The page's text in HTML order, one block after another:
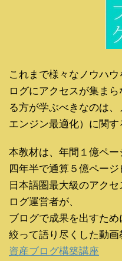
これまで様々なノウハ
ログにアクセスが集ま
る方が学ぶべきなのは
エンジン最適化）に関す
本教材は、年間１億ペー
四年半で通算５億ページ
日本語圏最大級のアク
ログ運営者が、
ブログで成果を出すた
絞って語り尽くした動画
資産ブログ構築講座